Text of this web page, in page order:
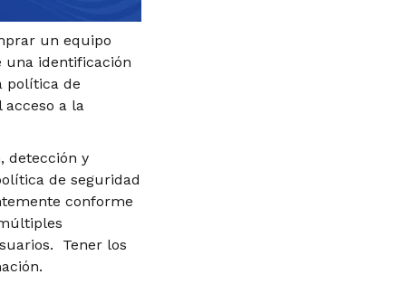
un equipo
una identificación
política de
acceso a la
detección y
de seguridad
conforme
Tener los